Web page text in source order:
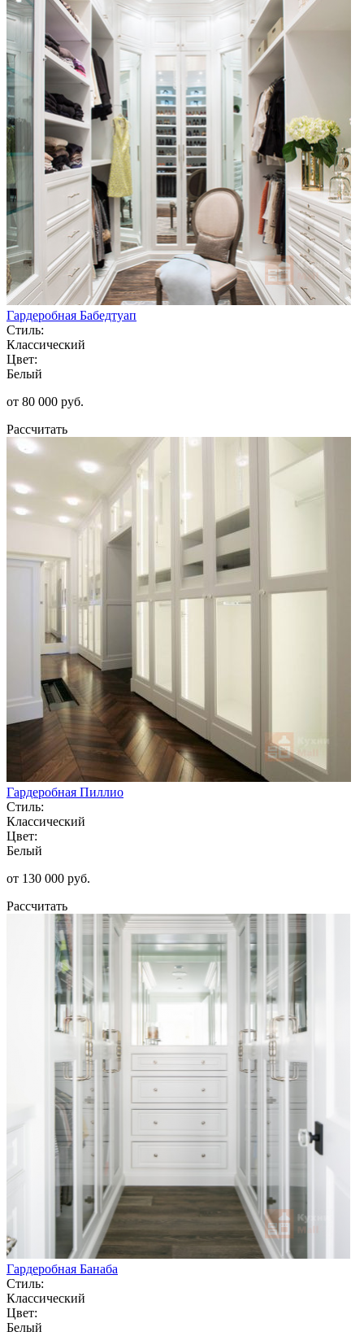
Гардеробная Бабедтуап
Стиль:
Классический
Цвет:
Белый
от 80 000 руб.
Рассчитать
Гардеробная Пиллио
Стиль:
Классический
Цвет:
Белый
от 130 000 руб.
Рассчитать
Гардеробная Банаба
Стиль:
Классический
Цвет:
Белый